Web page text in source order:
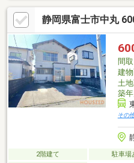
静岡県富士市中丸
間取
建
土
築年
その
2階建て 駐車場